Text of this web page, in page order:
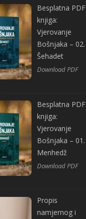
Besplatna PDF
knjiga:
Vjerovanje
Bošnjaka – 02.
Šehadet
Download PDF
Besplatna PDF
knjiga:
Vjerovanje
Bošnjaka – 01.
Menhedž
Download PDF
Propis
namjernog i